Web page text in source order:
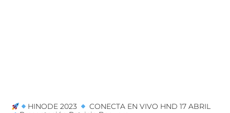
HINODE 2023
CONECTA EN VIVO HND 17 ABRIL